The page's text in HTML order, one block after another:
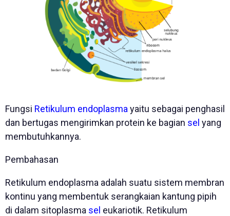
Fungsi Retikulum endoplasma yaitu sebagai penghasil
dan bertugas mengirimkan protein ke bagian sel yang
membutuhkannya.
Pembahasan
Retikulum endoplasma adalah suatu sistem membran
kontinu yang membentuk serangkaian kantung pipih
di dalam sitoplasma sel eukariotik. Retikulum